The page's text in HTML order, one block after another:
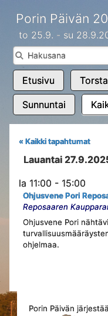
Porin Päivän
to 25.9. - su
Etusivu
Sunnuntai
« Kaikki tapahtumat
Lauantai
la 11:00 - 15:00
Ohjusvene Pori
Reposaaren
Ohjusvene Pori
ohjelmaa.
Porin Päivän